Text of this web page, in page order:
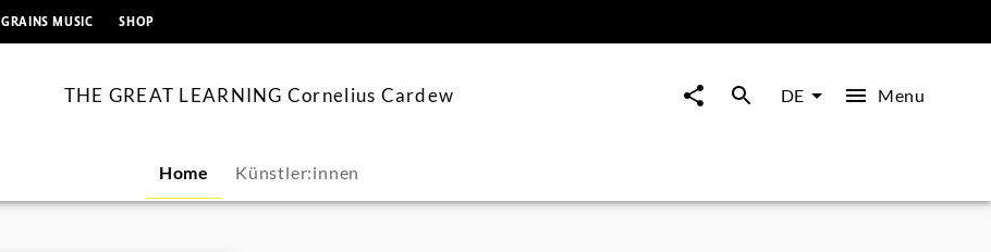
GRAINS MUSIC SHOP
THE GREAT LEARNING Cornelius Cardew DE Menu
Home Künstler:innen